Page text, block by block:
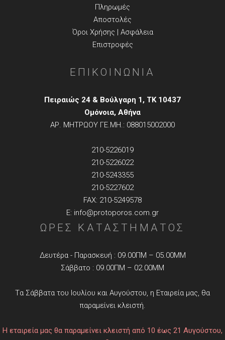
Πληρωμές
Αποστολές
Όροι Χρήσης | Ασφάλεια
Επιστροφές
ΕΠΙΚΟΙΝΩΝΙΑ
Πειραιώς 24 & Βούλγαρη 1, TK 10437
Ομόνοια, Αθήνα
ΑΡ. ΜΗΤΡΩΟΥ ΓΕ.ΜΗ.: 088015002000
210-5226019
210-5226022
210-5243355
210-5227602
FAX: 210-5249578
E: info@protoporos.com.gr
ΩΡΕΣ ΚΑΤΑΣΤΗΜΑΤΟΣ
Δευτέρα - Παρασκευή : 09.00ΠΜ – 05.00ΜΜ
Σάββατο : 09.00ΠΜ – 02.00ΜΜ
Tα Σάββατα του Ιουλίου και Αυγούστου, η Εταιρεία μας, θα
παραμείνει κλειστή.
Η εταιρεία μας θα παραμείνει κλειστή από 10 έως 21 Αυγούστου,